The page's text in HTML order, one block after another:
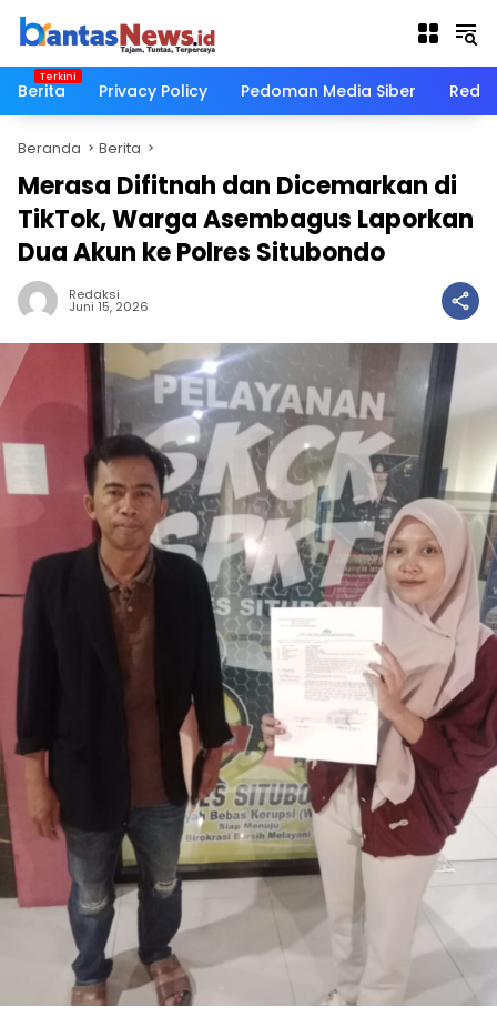
Langsung
Berita
Privacy Policy Pedoman Media Siber
Beranda Berita
Merasa Difitnah dan Dicemarkan di
TikTok, Warga Asembagus Laporkan
Dua Akun ke Polres Situbondo
Redaksi
Juni 15, 2026